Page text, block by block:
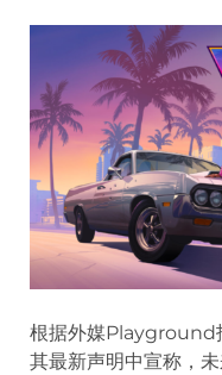
根据外媒Playground
其最新声明中宣称，